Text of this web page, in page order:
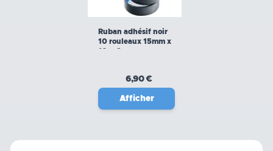
Ruban adhésif noir
10 rouleaux 15mm x
6,90 €
Afficher